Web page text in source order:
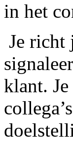
in het
Je richt
klant.